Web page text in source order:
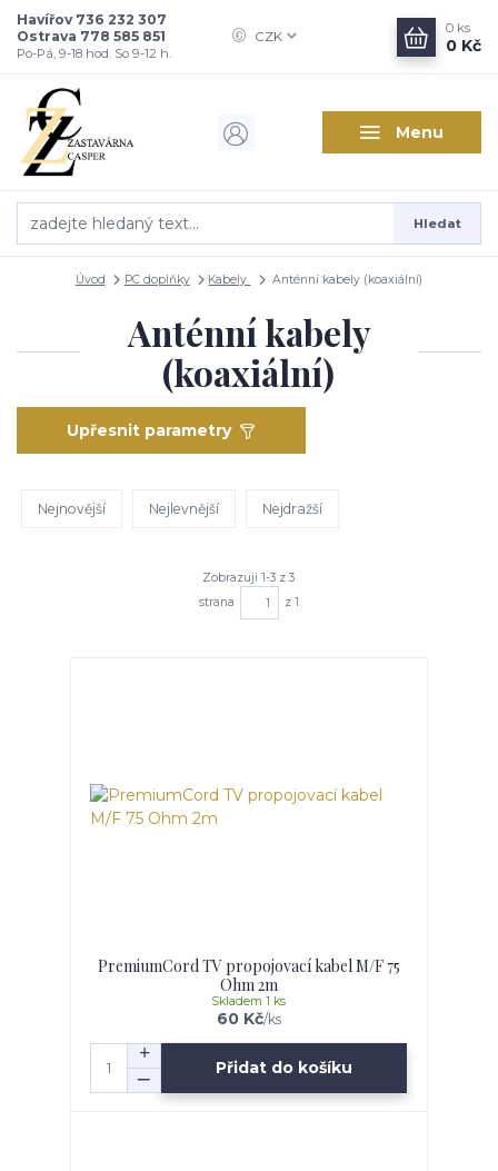
Menu
CZK
Hledat
Havířov 736 232 307
Ostrava 778 585 851
Po-Pá, 9-18 hod. So 9-12 h.
0 ks
0 Kč
Úvod PC doplňky Kabely Anténní kabely (koaxiální)
Anténní kabely
(koaxiální)
Upřesnit parametry
Nejnovější Nejlevnější Nejdražší
Zobrazuji 1-3 z 3
strana
z 1
PremiumCord TV propojovací kabel M/F 75
Ohm 2m
60 Kč/ks
Skladem 1 ks
Přidat do košíku